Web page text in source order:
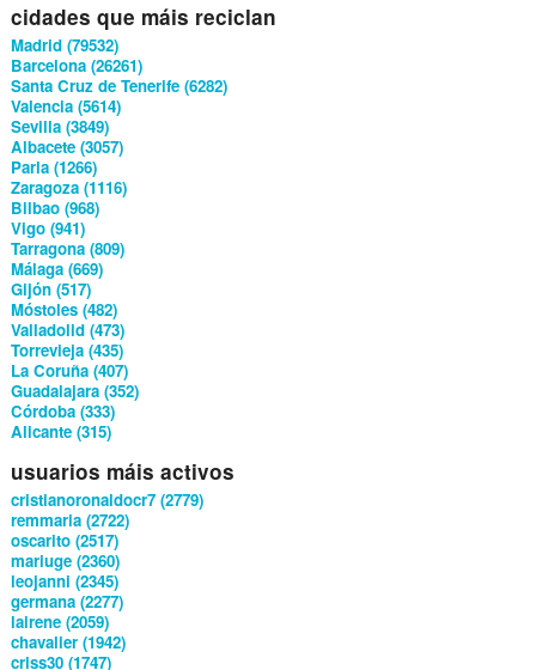
cidades que máis reciclan
Madrid (79532)
Barcelona (26261)
Santa Cruz de Tenerife (6282)
Valencia (5614)
Sevilla (3849)
Albacete (3057)
Parla (1266)
Zaragoza (1116)
Bilbao (968)
Vigo (941)
Tarragona (809)
Málaga (669)
Gijón (517)
Móstoles (482)
Valladolid (473)
Torrevieja (435)
La Coruña (407)
Guadalajara (352)
Córdoba (333)
Alicante (315)
usuarios máis activos
cristianoronaldocr7 (2779)
remmaria (2722)
oscarito (2517)
mariuge (2360)
leojanni (2345)
germana (2277)
lairene (2059)
chavalier (1942)
criss30 (1747)